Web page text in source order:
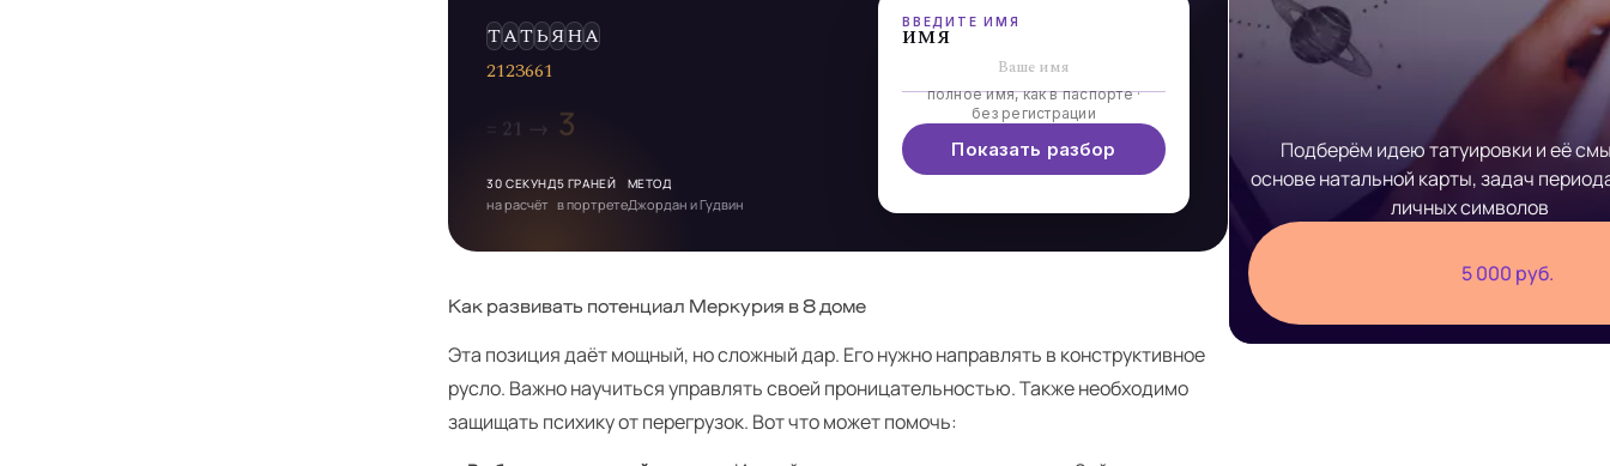
ТАТЬЯНА
2123661
= 21 → 3
30 СЕКУНД
на расчёт
5 ГРАНЕЙ
в портрете
МЕТОД
Джордан и Гудвин
ВВЕДИТЕ ИМЯ
имя
полное имя, как в паспорте ·
без регистрации
Показать разбор
Как развивать потенциал Меркурия в 8 доме
Эта позиция даёт мощный, но сложный дар. Его нужно направлять в конструктивное
русло. Важно научиться управлять своей проницательностью. Также необходимо
защищать психику от перегрузок. Вот что может помочь:
Подберём идею татуировки и её
основе натальной карты, задач
личных символов
5 000 руб.